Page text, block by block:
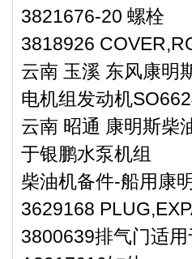
3821676-20 螺栓
3818926
云南 玉溪 东风康明
电机组发动机
云南 昭通 康明斯柴
于银鹏水泵机组
柴油机备件-船用康
3629168
3800639排气门适